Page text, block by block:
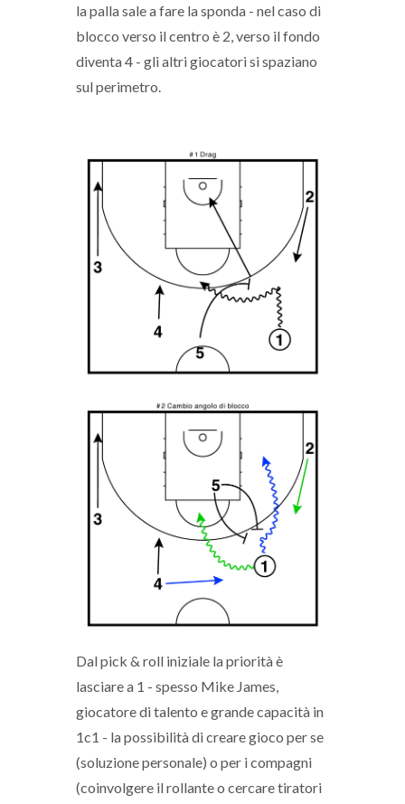
la palla sale a fare la sponda - nel caso di
blocco verso il centro è 2, verso il fondo
diventa 4 - gli altri giocatori si spaziano
sul perimetro.
Dal pick & roll iniziale la priorità è
lasciare a 1 - spesso Mike James,
giocatore di talento e grande capacità in
1c1 - la possibilità di creare gioco per se
(soluzione personale) o per i compagni
(coinvolgere il rollante o cercare tiratori